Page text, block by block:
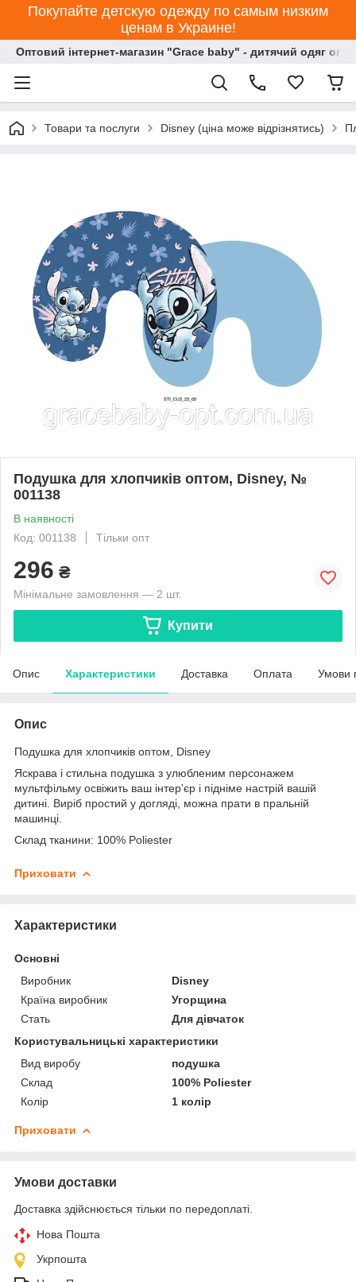
Покупайте детскую одежду по самым низким
ценам в Украине!
Оптовий інтернет-магазин "Grace baby" - дитячий одяг
Товари та послуги Disney (ціна може відрізнятись)
Подушка для хлопчиків оптом, Disney, №
001138
В наявності
Код: 001138
Тільки опт
296 ₴
Мінімальне замовлення — 2 шт.
Купити
Опис Характеристики Доставка Оплата Умови
Опис
Подушка для хлопчиків оптом, Disney
Яскрава і стильна подушка з улюбленим персонажем
мультфільму освіжить ваш інтер'єр і підніме настрій вашій
дитині. Виріб простий у догляді, можна прати в пральній
машинці.
Склад тканини: 100% Poliester
Приховати
Характеристики
Основні
Виробник
Disney
Країна виробник
Угорщина
Стать
Для дівчаток
Користувальницькі характеристики
Вид виробу
подушка
Склад
100% Poliester
Колір
1 колір
Приховати
Умови доставки
Доставка здійснюється тільки по передоплаті.
Нова Пошта
Укрпошта